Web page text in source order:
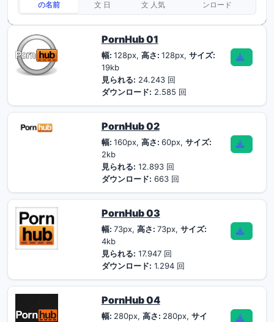
の名前
文 日
文 人気
ンロード
PornHub 01
幅: 128px, 高さ: 128px, サイズ:
19kb
見られる: 24.243 回
ダウンロード: 2.585 回
PornHub 02
幅: 160px, 高さ: 60px, サイズ:
2kb
見られる: 12.893 回
ダウンロード: 663 回
PornHub 03
幅: 73px, 高さ: 73px, サイズ:
4kb
見られる: 17.947 回
ダウンロード: 1.294 回
PornHub 04
幅: 280px, 高さ: 280px, サイ